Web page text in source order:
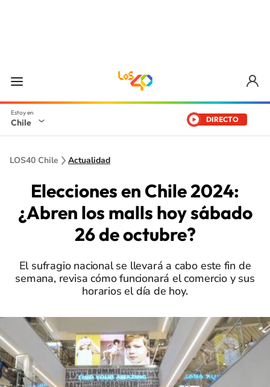
Chile DIRECTO
LOS40 Chile Actualidad
Elecciones en Chile 2024:
¿Abren los malls hoy sábado
26 de octubre?
El sufragio nacional se llevará a cabo este fin de
semana, revisa cómo funcionará el comercio y sus
horarios el día de hoy.